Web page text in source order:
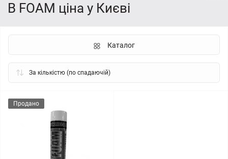
B FOAM ціна у Києві
Каталог
Продано